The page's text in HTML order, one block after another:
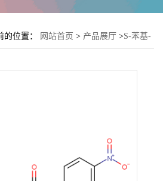
的位置： 网站首页 > 产品展厅 >S-苯基-